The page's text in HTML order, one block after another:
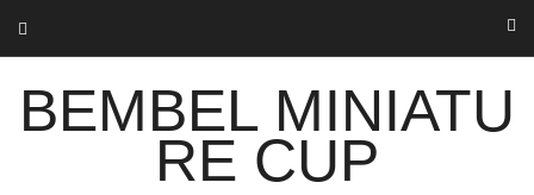
content
BEMBEL MINIATU
RE CUP